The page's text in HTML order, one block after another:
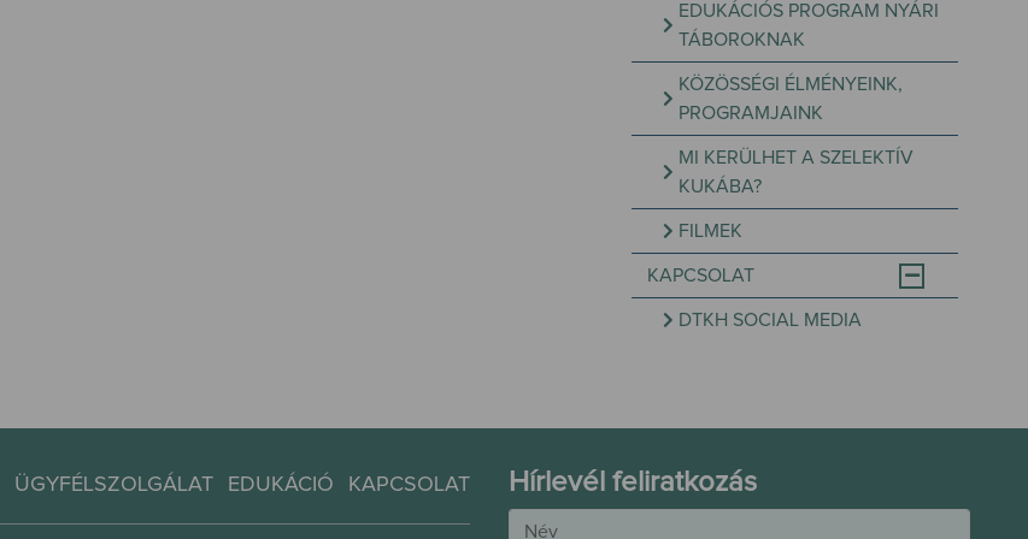
EDUKÁCIÓS PROGRAM NYÁRI
TÁBOROKNAK
KÖZÖSSÉGI ÉLMÉNYEINK,
PROGRAMJAINK
MI KERÜLHET A SZELEKTÍV
KUKÁBA?
FILMEK
KAPCSOLAT
DTKH SOCIAL MEDIA
ÜGYFÉLSZOLGÁLAT EDUKÁCIÓ KAPCSOLAT Hírlevél feliratkozás